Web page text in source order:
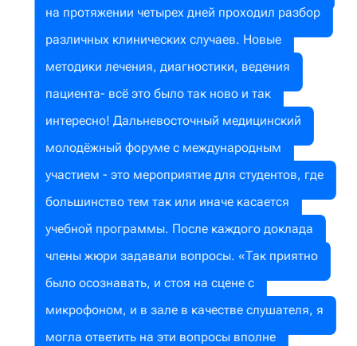
на протяжении четырех дней проходил разбор
различных клинических случаев. Новые
методики лечения, диагностики, ведения
пациента- всё это было так ново и так
интересно! Дальневосточный медицинский
молодёжный форуме с международным
участием - это мероприятие для студентов, где
большинство тем так или иначе касается
учебной программы. После каждого доклада
члены жюри задавали вопросы. «Так приятно
было осознавать, и стоя на сцене с
микрофоном, и в зале в качестве слушателя, я
могла ответить на эти вопросы вполне